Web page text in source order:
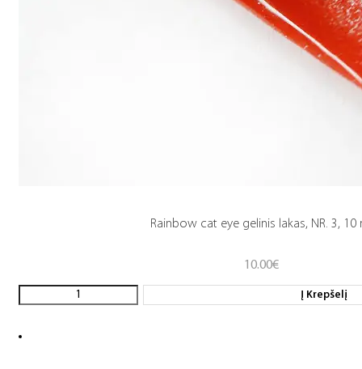
Rainbow cat eye gelinis lakas, NR. 3, 10
10.00€
Į Krepšelį